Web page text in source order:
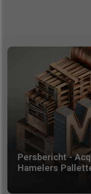
Persbericht -
Hamelers